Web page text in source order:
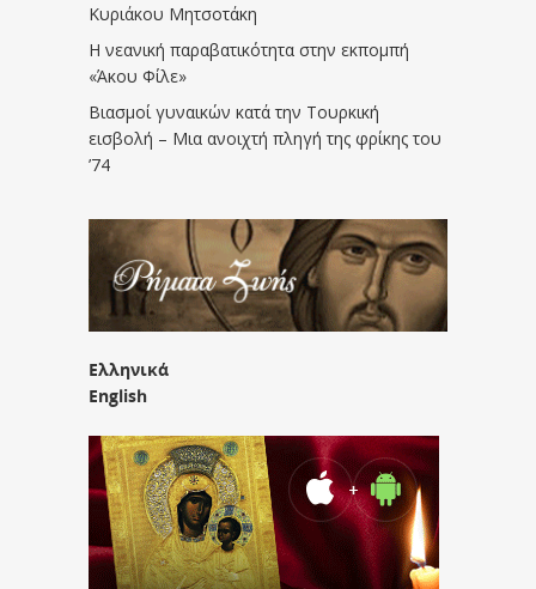
Κυριάκου Μητσοτάκη
Η νεανική παραβατικότητα στην εκπομπή
«Άκου Φίλε»
Βιασμοί γυναικών κατά την Τουρκική
εισβολή – Μια ανοιχτή πληγή της φρίκης του
’74
Ελληνικά
English